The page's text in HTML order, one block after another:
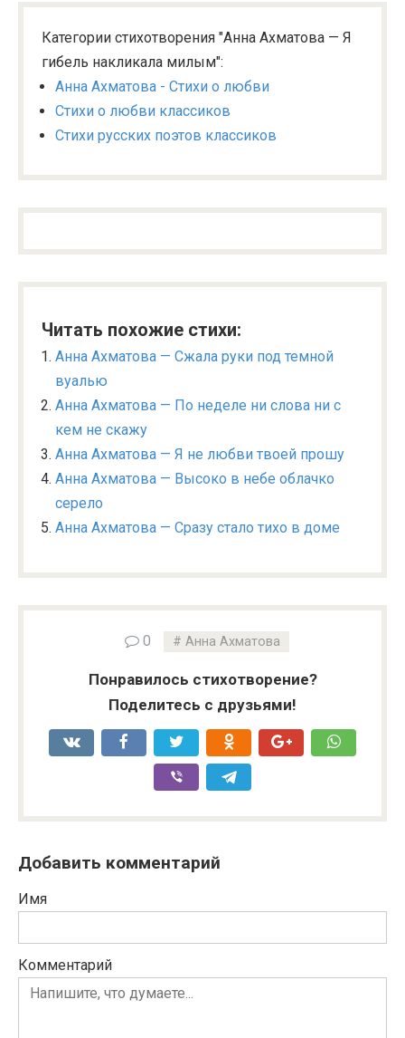
Категории стихотворения "Анна Ахматова — Я
гибель накликала милым":
Анна Ахматова - Стихи о любви
Стихи о любви классиков
Стихи русских поэтов классиков
Читать похожие стихи:
Анна Ахматова — Сжала руки под темной
вуалью
Анна Ахматова — По неделе ни слова ни с
кем не скажу
Анна Ахматова — Я не любви твоей прошу
Анна Ахматова — Высоко в небе облачко
серело
Анна Ахматова — Сразу стало тихо в доме
0 Анна Ахматова
Понравилось стихотворение?
Поделитесь с друзьями!
Добавить комментарий
Имя
Комментарий